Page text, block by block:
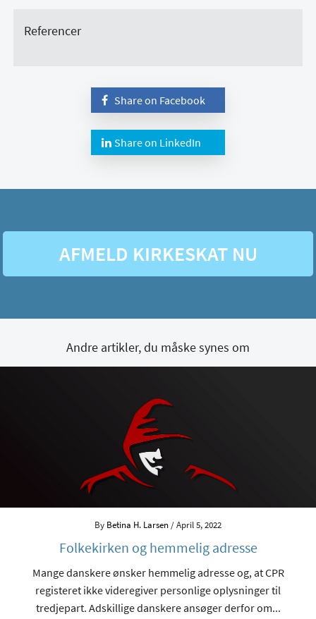
Referencer
Share on Facebook
Share on LinkedIn
AFMELD KIRKESKAT NU
Andre artikler, du måske synes om
By Betina H. Larsen / April 5, 2022
Folkekirken og hemmelig adresse
Mange danskere ønsker hemmelig adresse og, at CPR
registeret ikke videregiver personlige oplysninger til
tredjepart. Adskillige danskere ansøger derfor om...